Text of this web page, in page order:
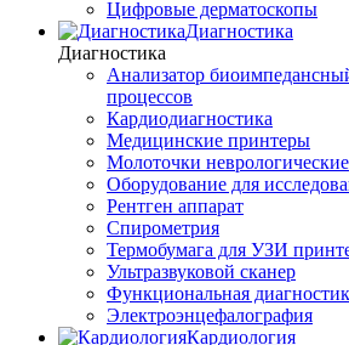
Цифровые дерматоскопы
Диагностика
Диагностика
Анализатор
процессов
Кардиодиагностика
Медицинские принтеры
Молоточки неврологические
Оборудование для
Рентген аппарат
Спирометрия
Термобумага для УЗИ
Ультразвуковой сканер
Функциональная
Электроэнцефалография
Кардиология